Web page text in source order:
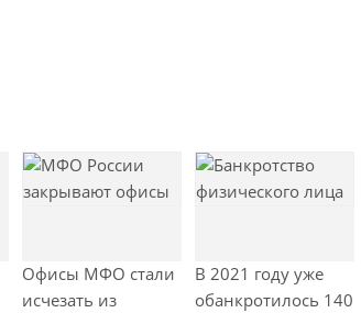
я
з
и
с
Офисы МФО стали
исчезать из
В 2021 году уже
обанкротилось 140